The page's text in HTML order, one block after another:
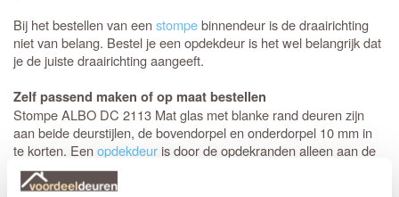
Bij het bestellen van eenstompebinnendeur is de draairichting
niet van belang. Bestel je een opdekdeur is het wel belangrijk dat
je de juiste draairichting aangeeft.
Zelf passend maken of op maat bestellen
Stompe ALBO DC 2113 Mat glas met blanke rand deuren zijn
aan beide deurstijlen, de bovendorpel en onderdorpel 10 mm in
te korten. Eenopdekdeur is door de opdekranden alleen aan de
onderzijde 10 mm in te korten. De garantie van 6 jaar blijft van
kracht binnen deze aangegeven marges.